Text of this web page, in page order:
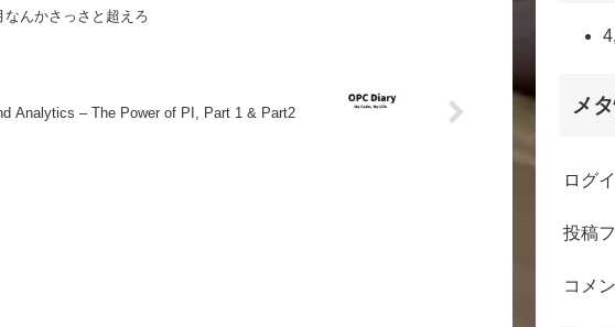
んかさっさと超えろ
Analytics – The Power of PI, Part 1 & Part2 メ
ログ
投稿
コメ